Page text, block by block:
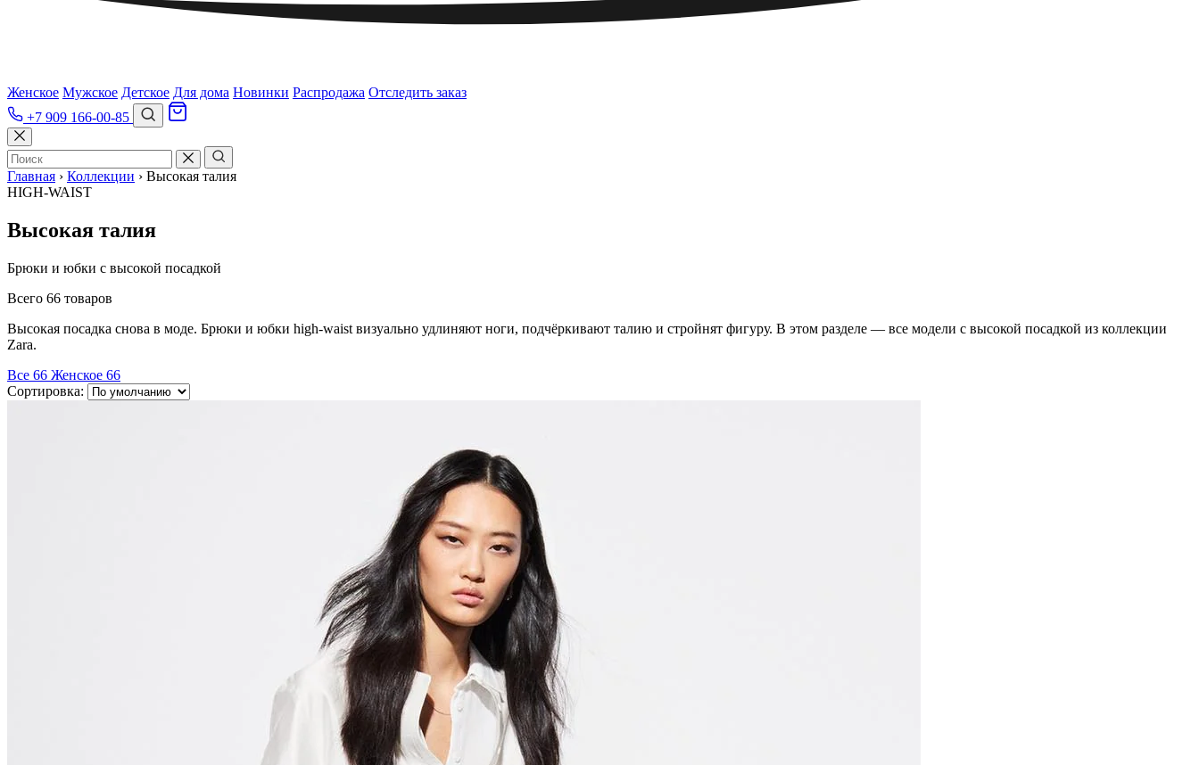
Женское Мужское Детское Для дома Новинки Распродажа Отследить заказ
+7 909 166-00-85
Главная › Коллекции › Высокая талия
HIGH-WAIST
Высокая талия
Брюки и юбки с высокой посадкой
Всего 66 товаров
Высокая посадка снова в моде. Брюки и юбки high-waist визуально удлиняют ноги, подчёркивают талию и стройнят фигуру. В этом разделе — все модели с высокой посадкой из коллекции
Zara.
Все 66 Женское 66
Сортировка: